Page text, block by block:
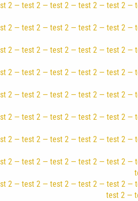
2 — test 2 — test 2 — test 2 — test
2 — test 2 — test 2 — test 2 — test
2 — test 2 — test 2 — test 2 — test
2 — test 2 — test 2 — test 2 — test
2 — test 2 — test 2 — test 2 — test
2 — test 2 — test 2 — test 2 — test
2 — test 2 — test 2 — test 2 — test
2 — test 2 — test 2 — test 2 — test
2 — test 2 — test 2 — test 2 — test
test 2 —